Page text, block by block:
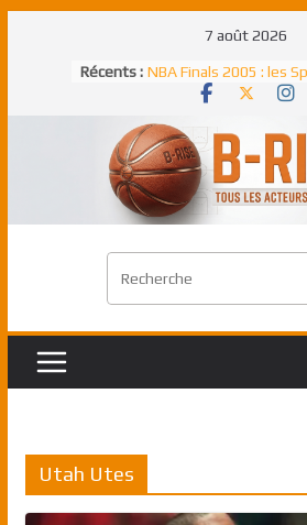
7 août 2026
Récents : NBA Finals 2005 : les
un troisième titre
NBA Finals 2021 : les
Antetokounmpo
Freek élu MVP
Shai Gilgeous-
match à plus de 40
Pau Gasol dans
premier européen
Rudy Gobert,
Utah Utes